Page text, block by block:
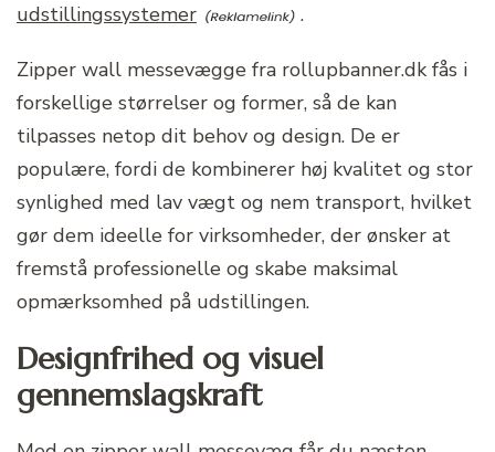
udstillingssystemer
.
Zipper wall messevægge fra rollupbanner.dk fås i
forskellige størrelser og former, så de kan
tilpasses netop dit behov og design. De er
populære, fordi de kombinerer høj kvalitet og stor
synlighed med lav vægt og nem transport, hvilket
gør dem ideelle for virksomheder, der ønsker at
fremstå professionelle og skabe maksimal
opmærksomhed på udstillingen.
Designfrihed og visuel
gennemslagskraft